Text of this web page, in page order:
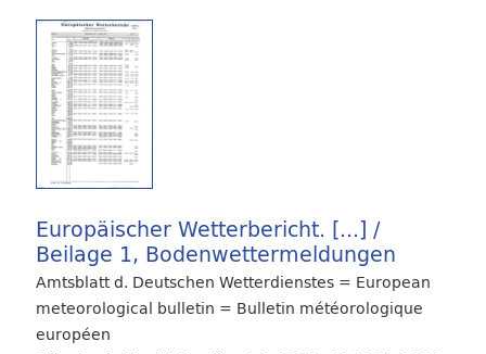
Europäischer Wetterbericht. [...] /
Beilage 1, Bodenwettermeldungen
Amtsblatt d. Deutschen Wetterdienstes = European
meteorological bulletin = Bulletin météorologique
européen